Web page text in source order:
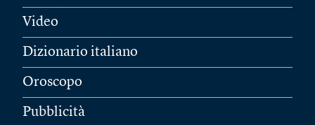
Video
Dizionario italiano
Oroscopo
Pubblicità